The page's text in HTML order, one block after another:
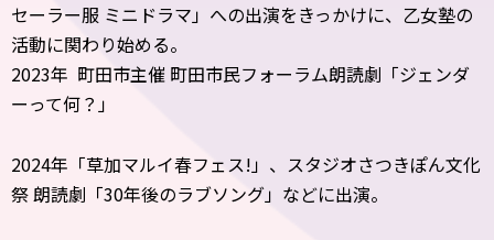
セーラー服 ミニドラマ」への出演をきっかけに、乙女塾の
活動に関わり始める。
2023年 町田市主催 町田市民フォーラム朗読劇「ジェンダ
ーって何？」
2024年「草加マルイ春フェス!」、スタジオさつきぽん文化
祭 朗読劇「30年後のラブソング」などに出演。